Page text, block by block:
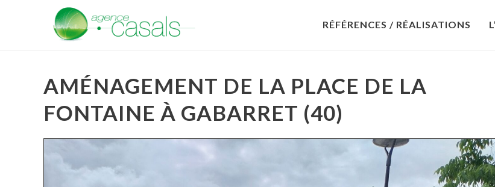
RÉFÉRENCES / RÉALISATIONS
AMÉNAGEMENT DE LA PLACE DE LA
FONTAINE À GABARRET (40)